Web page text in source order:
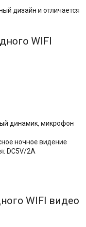
дизайн и отличается
WIFI
динамик, микрофон
ночное видение
DC5V/2A
WIFI видео